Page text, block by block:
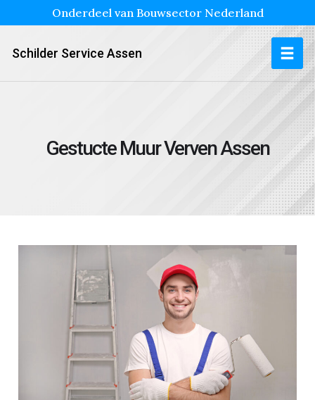
Onderdeel van Bouwsector Nederland
Schilder Service Assen
Gestucte Muur Verven Assen